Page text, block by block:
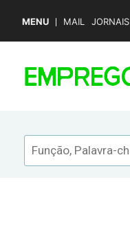
MENU MAIL JORNAIS